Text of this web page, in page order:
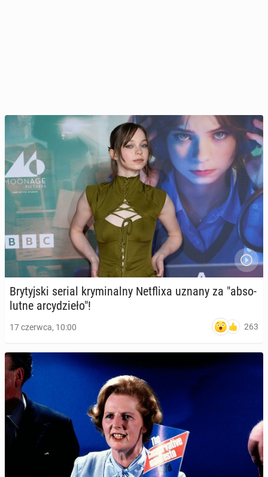
Bry­tyj­ski serial kry­mi­nal­ny Net­fli­xa uznany za "ab­so­
lut­ne ar­cy­dzie­ło"!
17 czerwca, 10:00 263